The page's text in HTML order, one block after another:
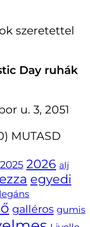
szeretettel
Day ruhák
u. 3, 2051
MUTASD
2025 2026 alj
egyedi
galléros gumis